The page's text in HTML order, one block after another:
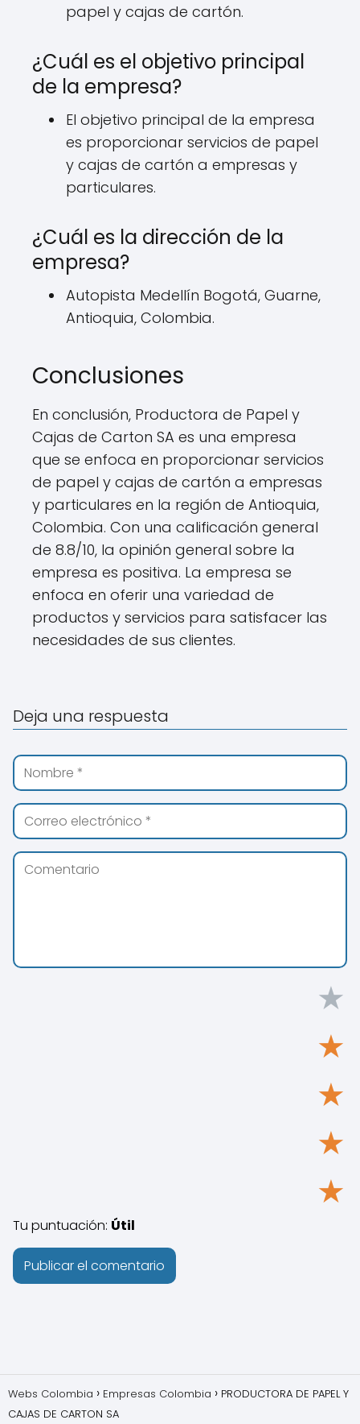
papel y cajas de cartón.
¿Cuál es el objetivo principal
de la empresa?
El objetivo principal de la empresa
es proporcionar servicios de papel
y cajas de cartón a empresas y
particulares.
¿Cuál es la dirección de la
empresa?
Autopista Medellín Bogotá, Guarne,
Antioquia, Colombia.
Conclusiones
En conclusión, Productora de Papel y
Cajas de Carton SA es una empresa
que se enfoca en proporcionar servicios
de papel y cajas de cartón a empresas
y particulares en la región de Antioquia,
Colombia. Con una calificación general
de 8.8/10, la opinión general sobre la
empresa es positiva. La empresa se
enfoca en oferir una variedad de
productos y servicios para satisfacer las
necesidades de sus clientes.
Deja una respuesta
★
★
★
★
★
Tu puntuación: Útil
Webs Colombia Empresas Colombia
PRODUCTORA DE PAPEL Y
CAJAS DE CARTON SA